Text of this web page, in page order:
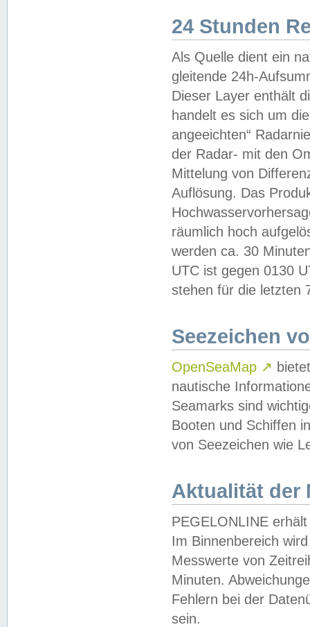
24 Stunden
Als Quelle dient ein
gleitende 24h-
Dieser Layer enthält
handelt es sich um
angeeichten“
der Radar- mit den
Mittelung von
Auflösung. Das
räumlich hoch
werden ca. 30
UTC ist gegen 0130
stehen für die letzten
Seezeichen
OpenSeaMap ↗
nautische
Seamarks sind
Booten und Schiffen
von Seezeichen wie
Aktualität der
PEGELONLINE
Im Binnenbereich
Messwerte von
Minuten.
Fehlern bei der
sein.